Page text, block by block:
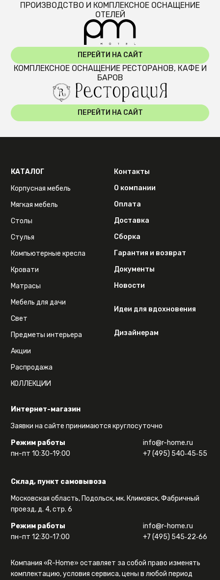
ПРОИЗВОДСТВО И КОМПЛЕКСНОЕ ОСНАЩЕНИЕ
ОТЕЛЕЙ
ПЕРЕЙТИ НА САЙТ
КОМПЛЕКСНОЕ ОСНАЩЕНИЕ РЕСТОРАНОВ, КАФЕ И
БАРОВ
ПЕРЕЙТИ НА САЙТ
Интернет-магазин
Заявки на сайте принимаются круглосуточно
Режим работы
пн-пт 10:30-19:00
info@r-home.ru
+7 (495) 540‑45‑55
Склад, пункт самовывоза
Московская область, Подольск, мк. Климовск, Фабричный
проезд, д. 4, стр. 6
Режим работы
пн-пт 12:30-17:00
info@r-home.ru
+7 (495) 545‑22‑66
КАТАЛОГ
Корпусная мебель
Мягкая мебель
Столы
Стулья
Компьютерные кресла
Кровати
Матрасы
Мебель для дачи
Свет
Предметы интерьера
Акции
Распродажа
КОЛЛЕКЦИИ
Контакты
О компании
Оплата
Доставка
Сборка
Гарантия и возврат
Документы
Новости
Идеи для вдохновения
Дизайнерам
Компания «R-Home» оставляет за собой право изменять
комплектацию, условия сервиса, цены в любой период